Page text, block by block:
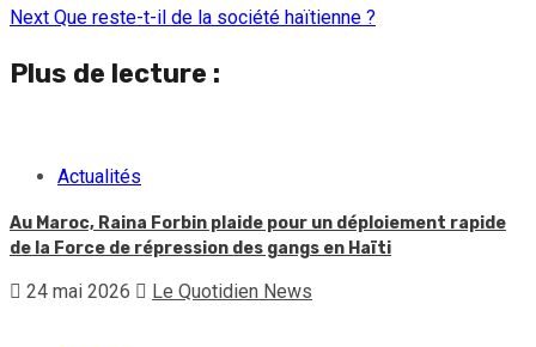
Reading
Next Que reste-t-il de la société haïtienne ?
Plus de lecture :
Actualités
Au Maroc, Raina Forbin plaide pour un déploiement rapide
de la Force de répression des gangs en Haïti
24 mai 2026 Le Quotidien News